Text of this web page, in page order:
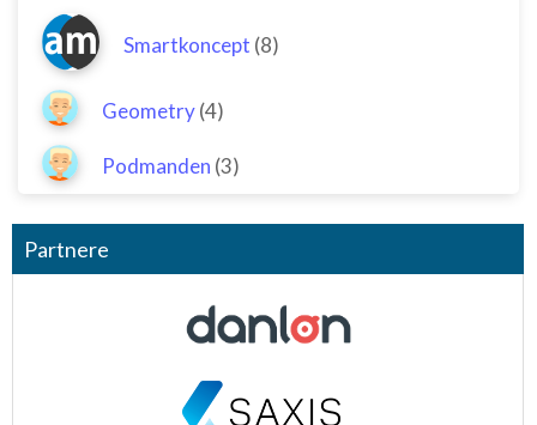
Smartkoncept (8)
Geometry(4)
Podmanden (3)
Partnere